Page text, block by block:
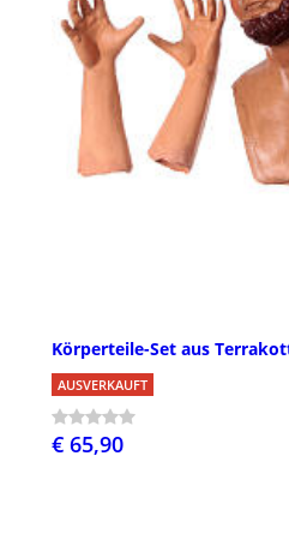
Körperteile-Set aus
AUSVERKAUFT
€ 65,90